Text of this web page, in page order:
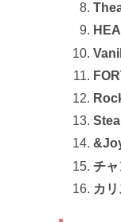
チ
カ